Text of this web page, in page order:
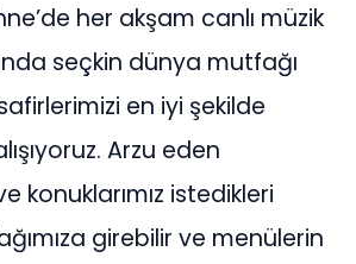
her akşam canlı müzik
seçkin dünya mutfağı
en iyi şekilde
Arzu eden
konuklarımız istedikleri
girebilir ve menülerin